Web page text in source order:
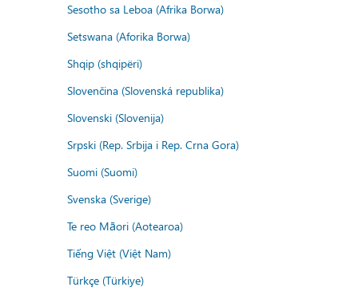
Sesotho sa Leboa (Afrika Borwa)
Setswana (Aforika Borwa)
Shqip (shqipëri)
Slovenčina (Slovenská republika)
Slovenski (Slovenija)
Srpski (Rep. Srbija i Rep. Crna Gora)
Suomi (Suomi)
Svenska (Sverige)
Te reo Māori (Aotearoa)
Tiếng Việt (Việt Nam)
Türkçe (Türkiye)